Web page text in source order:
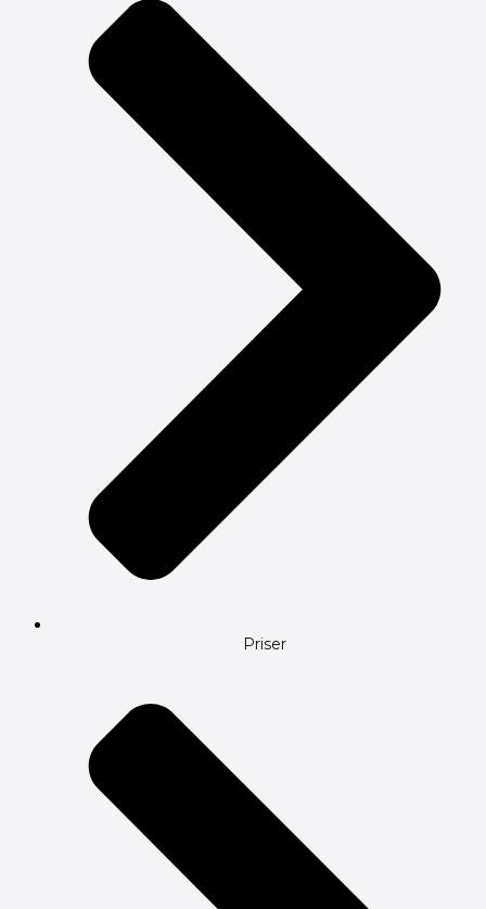
Priser